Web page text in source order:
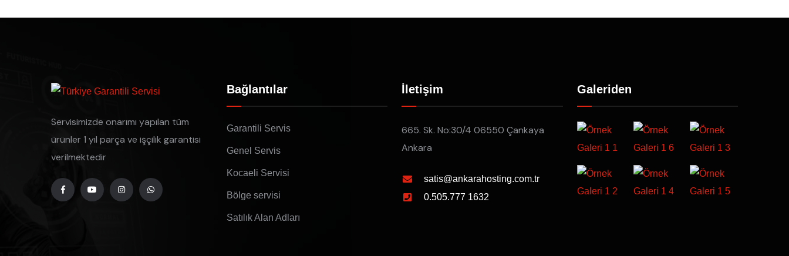
Servisimizde onarımı yapılan tüm
ürünler 1 yıl parça ve işçilik garantisi
verilmektedir
Bağlantılar
Garantili Servis
Genel Servis
Kocaeli Servisi
Bölge servisi
Satılık Alan Adları
İletişim
665. Sk. No:30/4 06550 Çankaya
Ankara
satis@ankarahosting.com.tr
0.505.777 1632
Galeriden